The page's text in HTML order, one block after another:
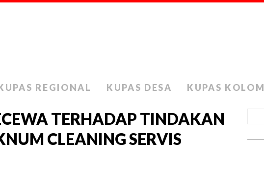
REGIONAL KUPAS DESA KUPAS KOLOM
TERHADAP TINDAKAN
CLEANING SERVIS